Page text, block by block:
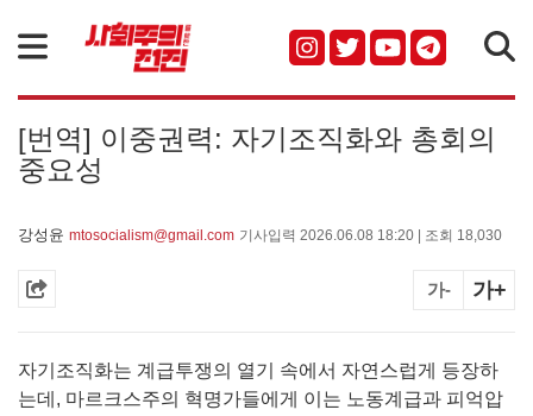
[번역] 이중권력: 자기조직화와 총회의
중요성
강성윤 mtosocialism@gmail.com 기사입력 2026.06.08 18:20 | 조회 18,030
가- 가+
자기조직화는 계급투쟁의 열기 속에서 자연스럽게 등장하
는데, 마르크스주의 혁명가들에게 이는 노동계급과 피억압